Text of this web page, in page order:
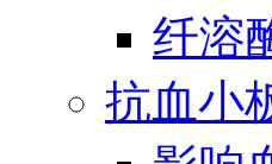
纤溶
抗血小